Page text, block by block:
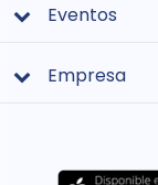
Eventos
Empresa